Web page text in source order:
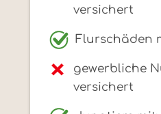
versichert
Flurschäden
gewerbliche
versichert